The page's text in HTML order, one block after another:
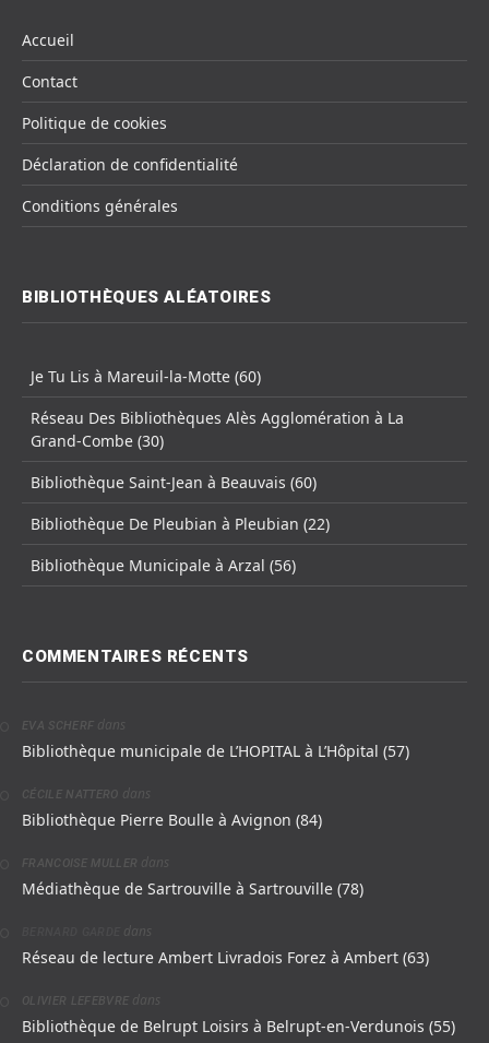
Accueil
Contact
Politique de cookies
Déclaration de confidentialité
Conditions générales
BIBLIOTHÈQUES ALÉATOIRES
Je Tu Lis à Mareuil-la-Motte (60)
Réseau Des Bibliothèques Alès Agglomération à La
Grand-Combe (30)
Bibliothèque Saint-Jean à Beauvais (60)
Bibliothèque De Pleubian à Pleubian (22)
Bibliothèque Municipale à Arzal (56)
COMMENTAIRES RÉCENTS
EVA SCHERF dans
Bibliothèque municipale de L’HOPITAL à L’Hôpital (57)
CÉCILE NATTERO dans
Bibliothèque Pierre Boulle à Avignon (84)
FRANCOISE MULLER dans
Médiathèque de Sartrouville à Sartrouville (78)
dans
Réseau de lecture Ambert Livradois Forez à Ambert (63)
OLIVIER LEFEBVRE dans
Bibliothèque de Belrupt Loisirs à Belrupt-en-Verdunois (55)